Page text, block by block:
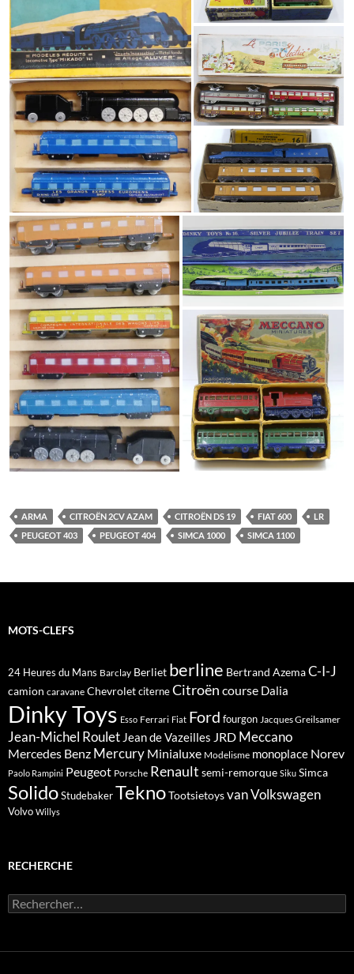
ARMA CITROËN 2CV AZAM CITROËN DS 19 FIAT 600
LR
PEUGEOT 403
PEUGEOT 404 SIMCA 1000 SIMCA 1100
MOTS-CLEFS
24 Heures du Mans Barclay Berliet berline Bertrand AzemaC-I-J
camion caravane ChevroletciterneCitroën course Dalia
Dinky Toys Esso Ferrari Fiat Ford fourgon Jacques Greilsamer
Jean-Michel Roulet Jean de Vazeilles JRD Meccano
Mercedes Benz Mercury Minialuxe Modelisme monoplace Norev
Paolo Rampini Peugeot Porsche Renault semi-remorque Siku Simca
SolidoStudebakerTeknoTootsietoysvanVolkswagen
Volvo Willys
RECHERCHE
Rechercher :